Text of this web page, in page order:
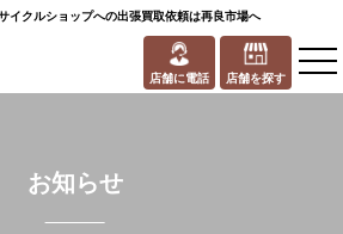
イクルショップへの出張買取依頼は再良市場へ
店舗に電話 店舗を探す
お知らせ